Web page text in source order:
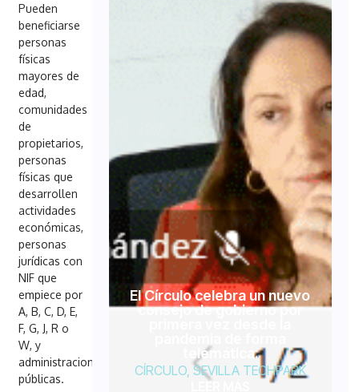
Pueden
beneficiarse
personas
físicas
mayores de
edad,
comunidades
de
propietarios,
personas
físicas que
desarrollen
actividades
económicas,
personas
jurídicas con
NIF que
empiece por
A, B, C, D, E,
F, G, J, R o
W, y
administraciones
públicas.
El Círculo celebra un nuevo
consejo de gobierno por
telemática.
CÍRCULO, SEVILLA TECHPARK
LEER MÁS